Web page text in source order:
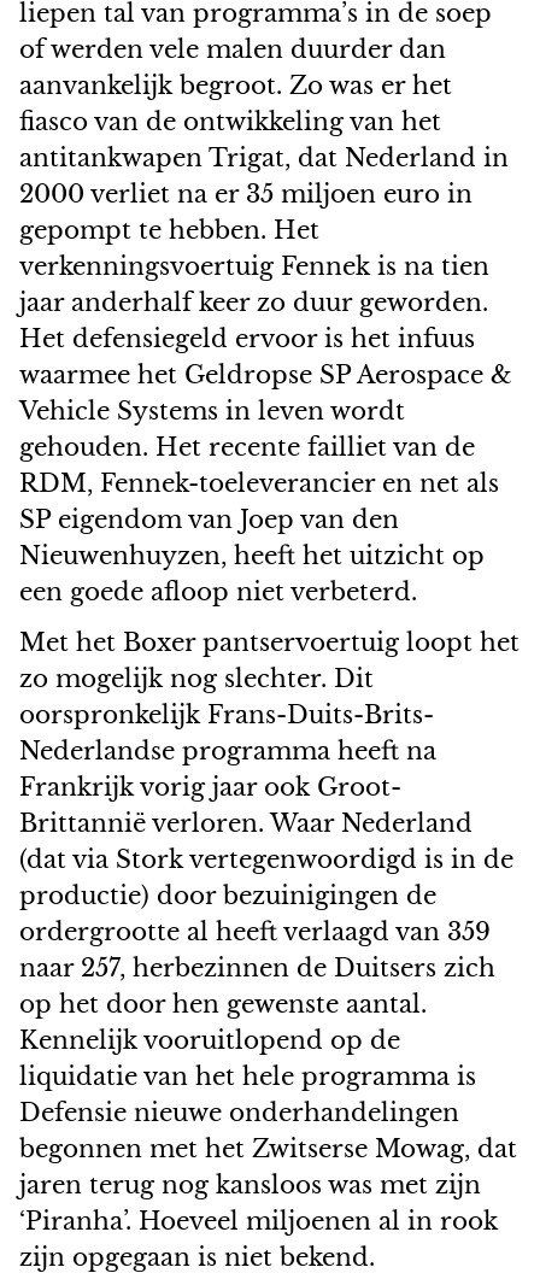
liepen tal van programma’s in de soep
of werden vele malen duurder dan
aanvankelijk begroot. Zo was er het
fiasco van de ontwikkeling van het
antitankwapen Trigat, dat Nederland in
2000 verliet na er 35 miljoen euro in
gepompt te hebben. Het
verkenningsvoertuig Fennek is na tien
jaar anderhalf keer zo duur geworden.
Het defensiegeld ervoor is het infuus
waarmee het Geldropse SP Aerospace &
Vehicle Systems in leven wordt
gehouden. Het recente failliet van de
RDM, Fennek-toeleverancier en net als
SP eigendom van Joep van den
Nieuwenhuyzen, heeft het uitzicht op
een goede afloop niet verbeterd.
Met het Boxer pantservoertuig loopt het
zo mogelijk nog slechter. Dit
oorspronkelijk Frans-Duits-Brits-
Nederlandse programma heeft na
Frankrijk vorig jaar ook Groot-
Brittannië verloren. Waar Nederland
(dat via Stork vertegenwoordigd is in de
productie) door bezuinigingen de
ordergrootte al heeft verlaagd van 359
naar 257, herbezinnen de Duitsers zich
op het door hen gewenste aantal.
Kennelijk vooruitlopend op de
liquidatie van het hele programma is
Defensie nieuwe onderhandelingen
begonnen met het Zwitserse Mowag, dat
jaren terug nog kansloos was met zijn
‘Piranha’. Hoeveel miljoenen al in rook
zijn opgegaan is niet bekend.